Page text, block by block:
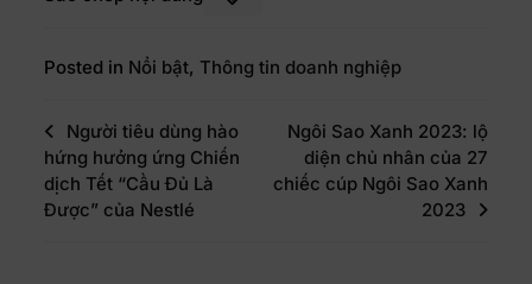
Posted in Nổi bật, Thông tin doanh nghiệp
Người tiêu dùng hào
hứng hưởng ứng Chiến
dịch Tết “Cầu Đủ Là
Được” của Nestlé
Ngôi Sao Xanh 2023: lộ
diện chủ nhân của 27
chiếc cúp Ngôi Sao Xanh
2023